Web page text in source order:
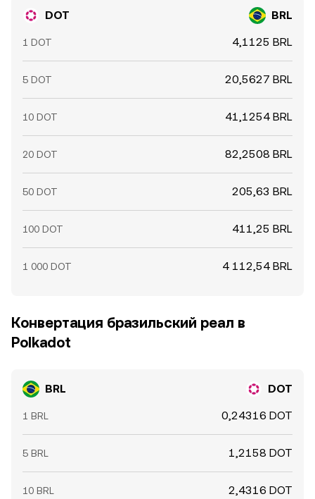
волатильность поверх фундаментальных трендов и
быстро отражаются в DOT/BRL conversion rate.
DOT BRL
1 DOT 4,1125 BRL
5 DOT 20,5627 BRL
10 DOT 41,1254 BRL
20 DOT 82,2508 BRL
50 DOT 205,63 BRL
100 DOT 411,25 BRL
1 000 DOT 4 112,54 BRL
Конвертация бразильский реал в
Polkadot
BRL DOT
1 BRL 0,24316 DOT
5 BRL 1,2158 DOT
10 BRL 2,4316 DOT